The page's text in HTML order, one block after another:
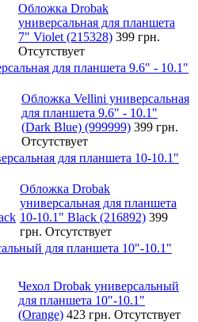
Обложка Drobak
универсальная для планшета
7" Violet (215328) 399 грн.
Отсутствует
для планшета 9.6" - 10.1"
Обложка Vellini универсальная
для планшета 9.6" - 10.1"
(Dark Blue) (999999) 399 грн.
Отсутствует
для планшета 10-10.1"
Обложка Drobak
универсальная для планшета
10-10.1" Black (216892) 399
грн. Отсутствует
для планшета 10"-10.1"
Чехол Drobak универсальный
для планшета 10"-10.1"
(Orange) 423 грн. Отсутствует